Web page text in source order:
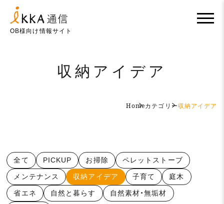
OB様向け情報サイト
収納アイデア
Homeカテゴリー収納アイデア
全て PICKUP お掃除 ペレットストーブ
メンテナンス 収納アイデア 子育て 庭木
省エネ 自然と暮らす 自然素材・無垢材